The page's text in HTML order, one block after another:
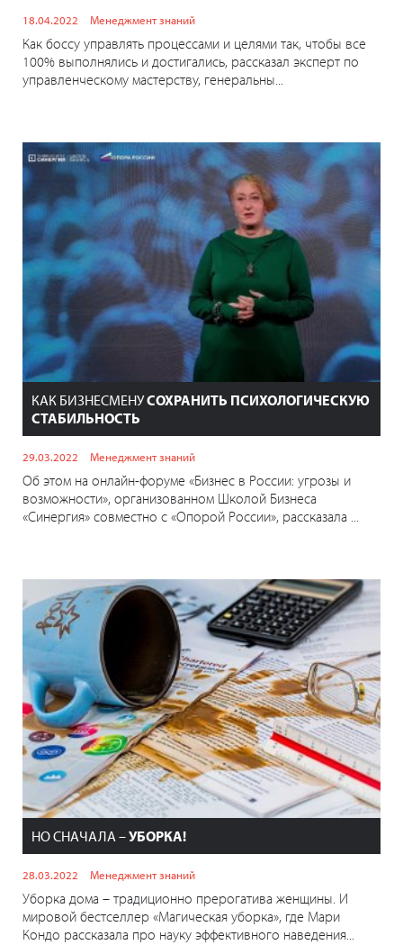
18.04.2022 Менеджмент знаний
Как боссу управлять процессами и целями так, чтобы все
100% выполнялись и достигались, рассказал эксперт по
управленческому мастерству, генеральны...
КАК БИЗНЕСМЕНУСОХРАНИТЬ ПСИХОЛОГИЧЕСКУЮ
СТАБИЛЬНОСТЬ
29.03.2022 Менеджмент знаний
Об этом на онлайн-форуме «Бизнес в России: угрозы и
возможности», организованном Школой Бизнеса
«Синергия» совместно с «Опорой России», рассказала ...
НО СНАЧАЛА –УБОРКА!
28.03.2022 Менеджмент знаний
Уборка дома – традиционно прерогатива женщины. И
мировой бестселлер «Магическая уборка», где Мари
Кондо рассказала про науку эффективного наведения...